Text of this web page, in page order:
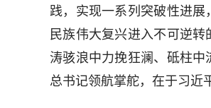
践，实现一系列突破性进
民族伟大复兴进入不可逆
涛骇浪中力挽狂澜、砥柱
总书记领航掌舵，在于习近